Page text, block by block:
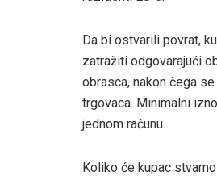
Da bi ostvarili povrat,
zatražiti odgovarajući
obrasca, nakon čega
trgovaca. Minimalni
jednom računu.
Koliko će kupac